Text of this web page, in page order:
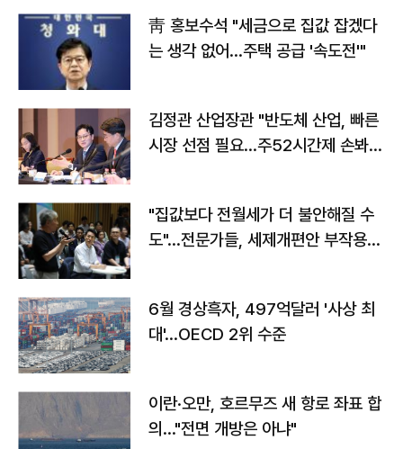
靑 홍보수석 "세금으로 집값 잡겠다
는 생각 없어…주택 공급 '속도전'"
김정관 산업장관 "반도체 산업, 빠른
시장 선점 필요…주52시간제 손봐
"집값보다 전월세가 더 불안해질 수
도"…전문가들, 세제개편안 부작용
6월 경상흑자, 497억달러 '사상 최
대'…OECD 2위 수준
이란·오만, 호르무즈 새 항로 좌표 합
의…"전면 개방은 아냐"